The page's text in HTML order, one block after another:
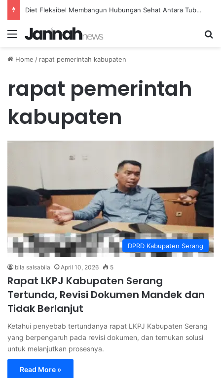
Diet Fleksibel Membangun Hubungan Sehat Antara Tubuh dan Makanan Sehari-hari
Menu
Home / rapat pemerintah kabupaten
rapat pemerintah
kabupaten
DPRD Kabupaten Serang
bila salsabila April 10, 2026 5
Rapat LKPJ Kabupaten Serang
Tertunda, Revisi Dokumen Mandek dan
Tidak Berlanjut
Ketahui penyebab tertundanya rapat LKPJ Kabupaten Serang
yang berpengaruh pada revisi dokumen, dan temukan solusi
untuk melanjutkan prosesnya.
Read More »